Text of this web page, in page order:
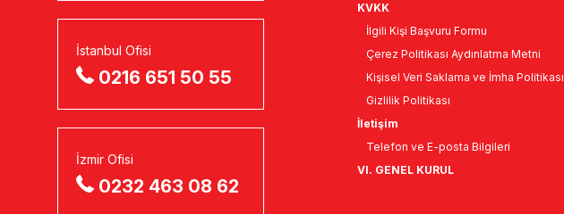
İstanbul Ofisi
0216 651 50 55
İzmir Ofisi
0232 463 08 62
KVKK
İlgili Kişi Başvuru Formu
Çerez Politikası Aydınlatma Metni
Kişisel Veri Saklama ve İmha Politikası
Gizlilik Politikası
İletişim
Telefon ve E-posta Bilgileri
VI. GENEL KURUL